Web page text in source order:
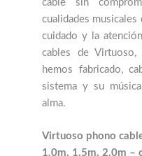
cable sin
cualidades
cuidado y la
cables de
hemos fabricado,
sistema y su
alma.
Virtuoso phono
1.0m, 1.5m, 2.0m –